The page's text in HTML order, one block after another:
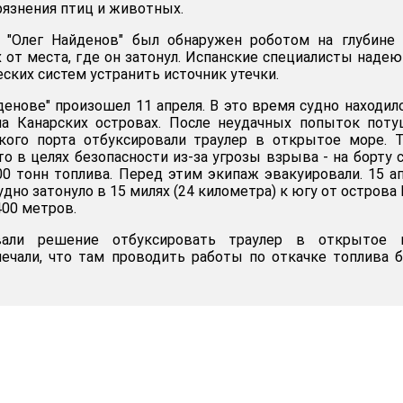
птиц и животных.
"Олег Найденов" был обнаружен роботом на глубине
места, где он затонул. Испанские специалисты
систем устранить источник утечки.
произошел 11 апреля. В это время судно
Канарских островах. После неудачных попыток
порта отбуксировали траулер в открытое море.
в целях безопасности из-за угрозы взрыва - на борту
тонн топлива. Перед этим экипаж эвакуировали. 15
затонуло в 15 милях (24 километра) к югу от острова
метров.
решение отбуксировать траулер в открытое
что там проводить работы по откачке топлива